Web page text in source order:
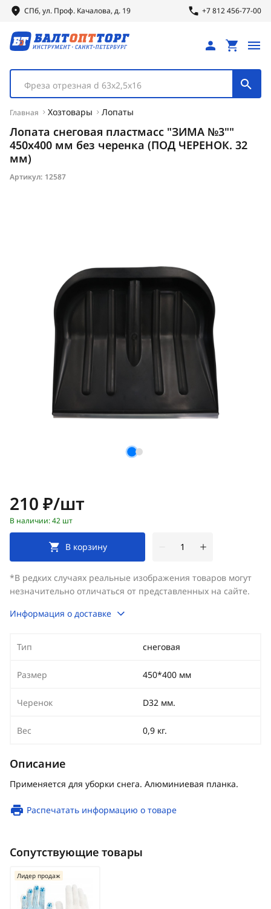
СПб, ул. Проф. Качалова, д. 19 +7 812 456-77-00
Фреза отрезная d 63х2,5х16
Главная Хозтовары Лопаты
Лопата снеговая пластмасc "ЗИМА №3""
450х400 мм без черенка (ПОД ЧЕРЕНОК. 32
мм)
Артикул: 12587
Цена:
210 ₽/шт
В наличии: 42 шт
В корзину
*В редких случаях реальные изображения товаров могут
незначительно отличаться от представленных на сайте.
Информация о доставке
Тип снеговая
Размер 450*400 мм
Черенок D32 мм.
Вес 0,9 кг.
Описание
Применяется для уборки снега. Алюминиевая планка.
Распечатать информацию о товаре
Сопутствующие товары
Лидер продаж